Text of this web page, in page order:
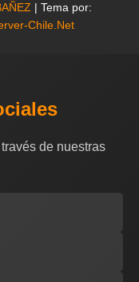
| Tema por:
Chile.Net
de nuestras